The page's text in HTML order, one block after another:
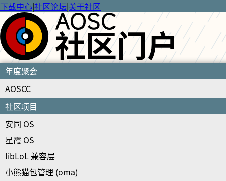
下载中心|社区论坛|关于社区
年度聚会
AOSCC
社区项目
安同 OS
星霞 OS
libLoL 兼容层
小熊猫包管理 (oma)